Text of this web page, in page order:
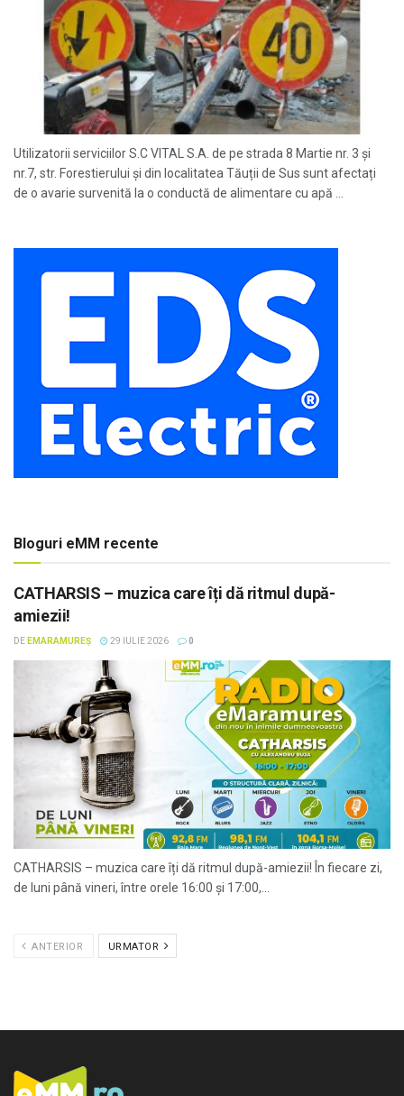
Utilizatorii serviciilor S.C VITAL S.A. de pe strada 8 Martie nr. 3 și
nr.7, str. Forestierului și din localitatea Tăuții de Sus sunt afectați
de o avarie survenită la o conductă de alimentare cu apă ...
Bloguri eMM recente
CATHARSIS – muzica care îți dă ritmul după-
amiezii!
DE EMARAMUREȘ 29 IULIE 2026 0
CATHARSIS – muzica care îți dă ritmul după-amiezii! În fiecare zi,
de luni până vineri, între orele 16:00 și 17:00,...
ANTERIOR URMATOR